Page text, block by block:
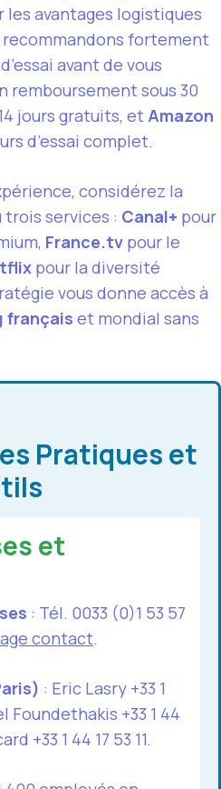
les avantages logistiques
fortement
avant de vous
remboursement sous 30
jours gratuits, et Amazon
d’essai complet.
considérez la
services : Canal+ pour
France.tv pour le
pour la diversité
vous donne accès à
français et mondial sans
Pratiques et
et
: Tél. 0033 (0)1 53 57
contact.
: Eric Lasry +33 1
Foundethakis +33 1 44
+33 1 44 17 53 11.